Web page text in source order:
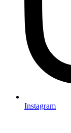
Instagram